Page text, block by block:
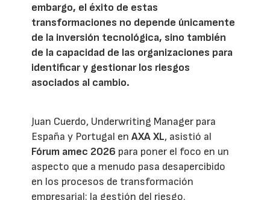
embargo, el éxito de estas
transformaciones no depende únicamente
de la inversión tecnológica, sino también
de la capacidad de las organizaciones para
identificar y gestionar los riesgos
asociados al cambio.
Juan Cuerdo, Underwriting Manager para
España y Portugal enAXA XL, asistió al
Fórum amec 2026 para poner el foco en un
aspecto que a menudo pasa desapercibido
en los procesos de transformación
empresarial: la gestión del riesgo.